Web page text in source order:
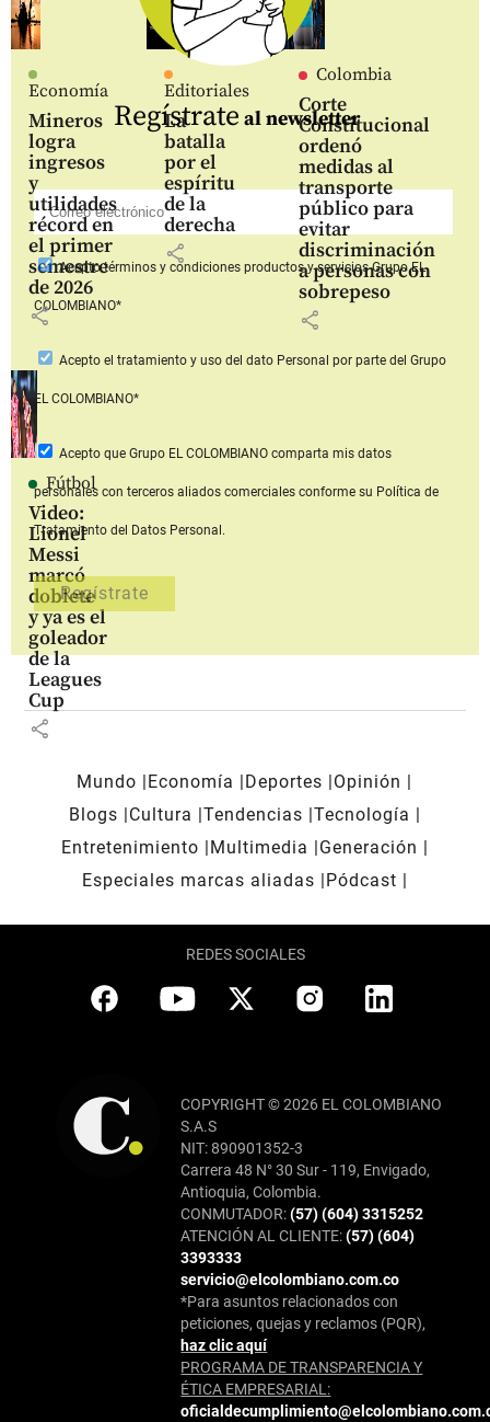
Economía
Mineros
logra
ingresos
y
utilidades
récord en
el primer
semestre
de 2026
share
Editoriales
La
batalla
por el
espíritu
de la
derecha
share
Colombia
Corte
Constitucional
ordenó
medidas al
transporte
público para
evitar
discriminación
a personas con
sobrepeso
share
Fútbol
Video:
Lionel
Messi
marcó
doblete
y ya es el
goleador
de la
Leagues
Cup
share
Regístrate al newsletter
Aceptotérminos y condiciones productos y serviciosGrupo EL
COLOMBIANO*
Acepto el tratamiento y uso del dato Personal por parte del Grupo
EL COLOMBIANO*
Acepto que Grupo EL COLOMBIANOcomparta mis datos
personales con terceros aliados comerciales conforme su Política de
Tratamiento del Datos Personal.
Mundo Economía Deportes
Opinión
Blogs
Cultura Tendencias Tecnología
Entretenimiento
Multimedia
Generación
Especiales marcas aliadas
Pódcast
REDES SOCIALES
COPYRIGHT © 2026 EL COLOMBIANO
S.A.S
NIT: 890901352-3
Carrera 48 N° 30 Sur - 119, Envigado,
Antioquia, Colombia.
CONMUTADOR:(57) (604) 3315252
ATENCIÓN AL CLIENTE:(57) (604)
3393333
servicio@elcolombiano.com.co
*Para asuntos relacionados con
peticiones, quejas y reclamos (PQR),
haz clic aquí
PROGRAMA DE TRANSPARENCIA Y
ÉTICA EMPRESARIAL: